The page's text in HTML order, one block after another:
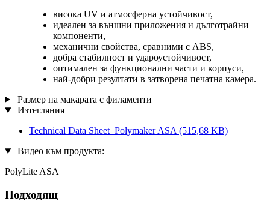
висока UV и атмосферна устойчивост,
идеален за външни приложения и дълготрайни
компоненти,
механични свойства, сравними с ABS,
добра стабилност и удароустойчивост,
оптимален за функционални части и корпуси,
най-добри резултати в затворена печатна камера.
Размер на макарата с филаменти
Изтегляния
Technical Data Sheet_Polymaker ASA (515,68 KB)
Видео към продукта:
PolyLite ASA
Подходящ